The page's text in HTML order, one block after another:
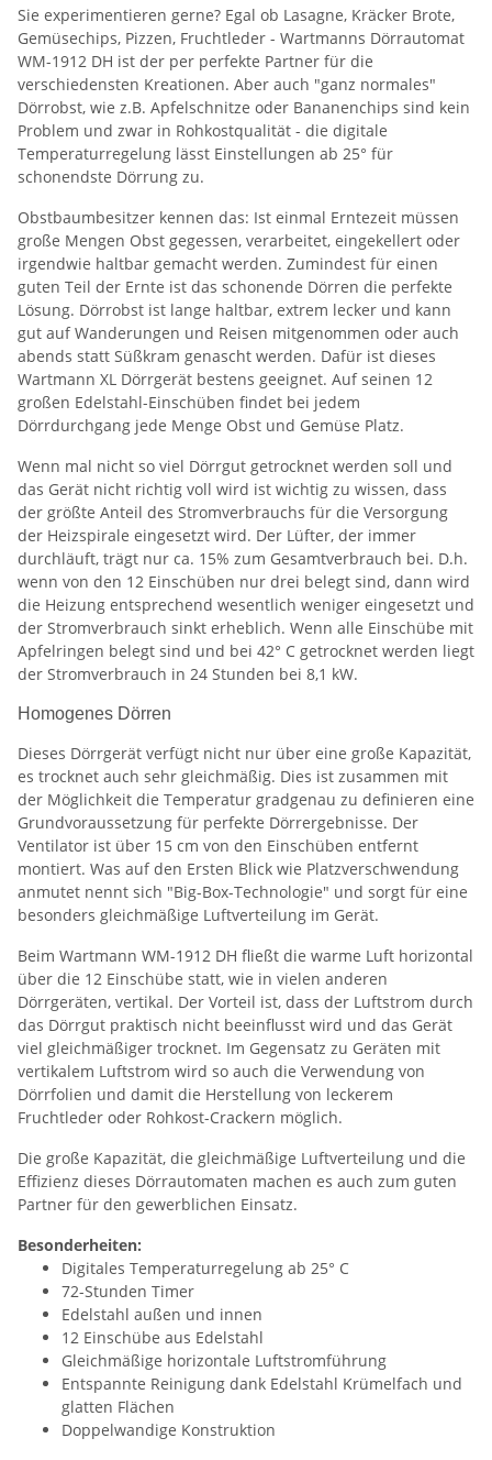
Sie experimentieren gerne? Egal ob Lasagne, Kräcker Brote,
Gemüsechips, Pizzen, Fruchtleder - Wartmanns Dörrautomat
WM-1912 DH ist der per perfekte Partner für die
verschiedensten Kreationen. Aber auch "ganz normales"
Dörrobst, wie z.B. Apfelschnitze oder Bananenchips sind kein
Problem und zwar in Rohkostqualität - die digitale
Temperaturregelung lässt Einstellungen ab 25° für
schonendste Dörrung zu.
Obstbaumbesitzer kennen das: Ist einmal Erntezeit müssen
große Mengen Obst gegessen, verarbeitet, eingekellert oder
irgendwie haltbar gemacht werden. Zumindest für einen
guten Teil der Ernte ist das schonende Dörren die perfekte
Lösung. Dörrobst ist lange haltbar, extrem lecker und kann
gut auf Wanderungen und Reisen mitgenommen oder auch
abends statt Süßkram genascht werden. Dafür ist dieses
Wartmann XL Dörrgerät bestens geeignet. Auf seinen 12
großen Edelstahl-Einschüben findet bei jedem
Dörrdurchgang jede Menge Obst und Gemüse Platz.
Wenn mal nicht so viel Dörrgut getrocknet werden soll und
das Gerät nicht richtig voll wird ist wichtig zu wissen, dass
der größte Anteil des Stromverbrauchs für die Versorgung
der Heizspirale eingesetzt wird. Der Lüfter, der immer
durchläuft, trägt nur ca. 15% zum Gesamtverbrauch bei. D.h.
wenn von den 12 Einschüben nur drei belegt sind, dann wird
die Heizung entsprechend wesentlich weniger eingesetzt und
der Stromverbrauch sinkt erheblich. Wenn alle Einschübe mit
Apfelringen belegt sind und bei 42° C getrocknet werden liegt
der Stromverbrauch in 24 Stunden bei 8,1 kW.
Homogenes Dörren
Dieses Dörrgerät verfügt nicht nur über eine große Kapazität,
es trocknet auch sehr gleichmäßig. Dies ist zusammen mit
der Möglichkeit die Temperatur gradgenau zu definieren eine
Grundvoraussetzung für perfekte Dörrergebnisse. Der
Ventilator ist über 15 cm von den Einschüben entfernt
montiert. Was auf den Ersten Blick wie Platzverschwendung
anmutet nennt sich "Big-Box-Technologie" und sorgt für eine
besonders gleichmäßige Luftverteilung im Gerät.
Beim Wartmann WM-1912 DH fließt die warme Luft horizontal
über die 12 Einschübe statt, wie in vielen anderen
Dörrgeräten, vertikal. Der Vorteil ist, dass der Luftstrom durch
das Dörrgut praktisch nicht beeinflusst wird und das Gerät
viel gleichmäßiger trocknet. Im Gegensatz zu Geräten mit
vertikalem Luftstrom wird so auch die Verwendung von
Dörrfolien und damit die Herstellung von leckerem
Fruchtleder oder Rohkost-Crackern möglich.
Die große Kapazität, die gleichmäßige Luftverteilung und die
Effizienz dieses Dörrautomaten machen es auch zum guten
Partner für den gewerblichen Einsatz.
Besonderheiten:
Digitales Temperaturregelung ab 25° C
72-Stunden Timer
Edelstahl außen und innen
12 Einschübe aus Edelstahl
Gleichmäßige horizontale Luftstromführung
Entspannte Reinigung dank Edelstahl Krümelfach und
glatten Flächen
Doppelwandige Konstruktion